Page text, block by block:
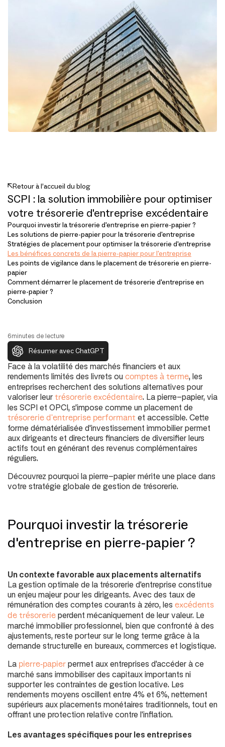
Retour à l’accueil du blog
SCPI : la solution immobilière pour optimiser
votre trésorerie d'entreprise excédentaire
Pourquoi investir la trésorerie d'entreprise en pierre-papier ?
Les solutions de pierre-papier pour la trésorerie d'entreprise
Stratégies de placement pour optimiser la trésorerie d'entreprise
Les bénéfices concrets de la pierre-papier pour l'entreprise
Les points de vigilance dans le placement de trésorerie en pierre-
papier
Comment démarrer le placement de trésorerie d'entreprise en
pierre-papier ?
Conclusion
6minutes de lecture
Résumer avec ChatGPT
Face à la volatilité des marchés financiers et aux
rendements limités des livrets ou comptes à terme, les
entreprises recherchent des solutions alternatives pour
valoriser leur trésorerie excédentaire. La pierre-papier, via
les SCPI et OPCI, s'impose comme un placement de
trésorerie d'entreprise performant et accessible. Cette
forme dématérialisée d'investissement immobilier permet
aux dirigeants et directeurs financiers de diversifier leurs
actifs tout en générant des revenus complémentaires
réguliers.
Découvrez pourquoi la pierre-papier mérite une place dans
votre stratégie globale de gestion de trésorerie.
Pourquoi investir la trésorerie
d'entreprise en pierre-papier ?
Un contexte favorable aux placements alternatifs
La gestion optimale de la trésorerie d'entreprise constitue
un enjeu majeur pour les dirigeants. Avec des taux de
rémunération des comptes courants à zéro, les excédents
de trésorerie perdent mécaniquement de leur valeur. Le
marché immobilier professionnel, bien que confronté à des
ajustements, reste porteur sur le long terme grâce à la
demande structurelle en bureaux, commerces et logistique.
La pierre-papier permet aux entreprises d'accéder à ce
marché sans immobiliser des capitaux importants ni
supporter les contraintes de gestion locative. Les
rendements moyens oscillent entre 4% et 6%, nettement
supérieurs aux placements monétaires traditionnels, tout en
offrant une protection relative contre l'inflation.
Les avantages spécifiques pour les entreprises